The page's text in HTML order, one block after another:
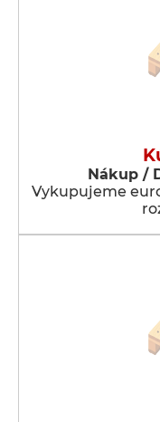
Nákup /
Vykupujeme